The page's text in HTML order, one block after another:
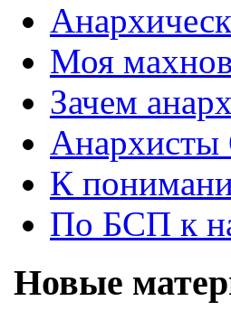
Моя
Зачем
Анархисты
К
По БСП к
Новые